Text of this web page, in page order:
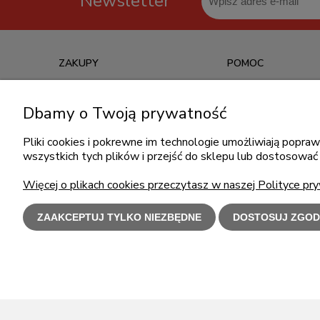
ZAKUPY
Informacje o leasingu
Koszt dostawy
POMOC
Regulamin zakupów
Użytkowanie
Dbamy o Twoją prywatność
Pliki cookies i pokrewne im technologie umożliwiają
wszystkich tych plików i przejść do sklepu lub
Więcej o plikach cookies przeczytasz w naszej Polityce
ZAAKCEPTUJ TYLKO NIEZBĘDNE DOSTOSUJ